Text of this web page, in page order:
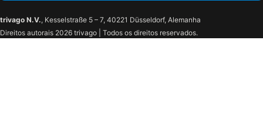
trivago N.V., Kesselstraße 5 – 7, 40221 Düsseldorf, Alemanha
Direitos autorais 2026 trivago | Todos os direitos reservados.